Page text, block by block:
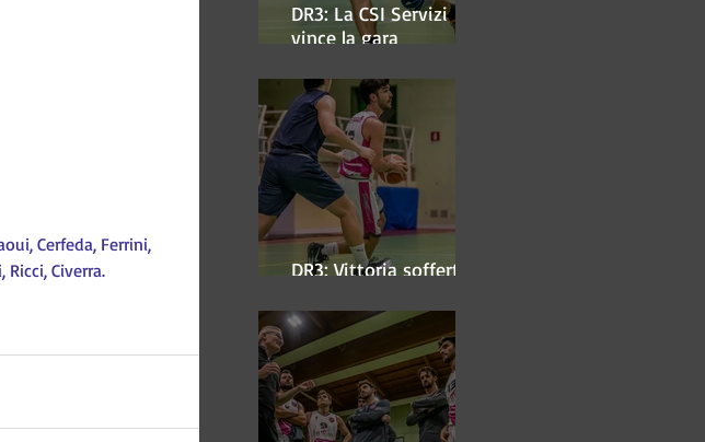
Cerfeda, Ferrini,
Civerra.
DR3: La CSI Servizi
vince la gara
DR3: Vittoria sofferta a